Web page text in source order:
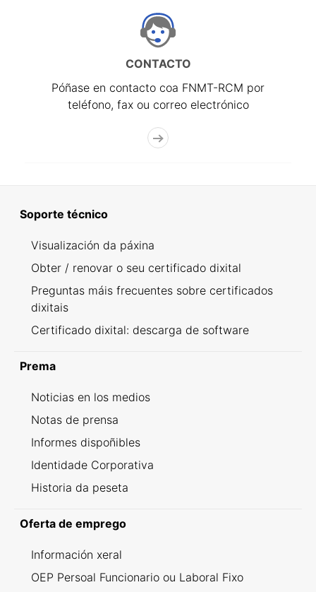
CONTACTO
Póñase en contacto coa FNMT-RCM por
teléfono, fax ou correo electrónico
Soporte técnico
Visualización da páxina
Obter / renovar o seu certificado dixital
Preguntas máis frecuentes sobre certificados
dixitais
Certificado dixital: descarga de software
Prema
Noticias en los medios
Notas de prensa
Informes dispoñibles
Identidade Corporativa
Historia da peseta
Oferta de emprego
Información xeral
OEP Persoal Funcionario ou Laboral Fixo